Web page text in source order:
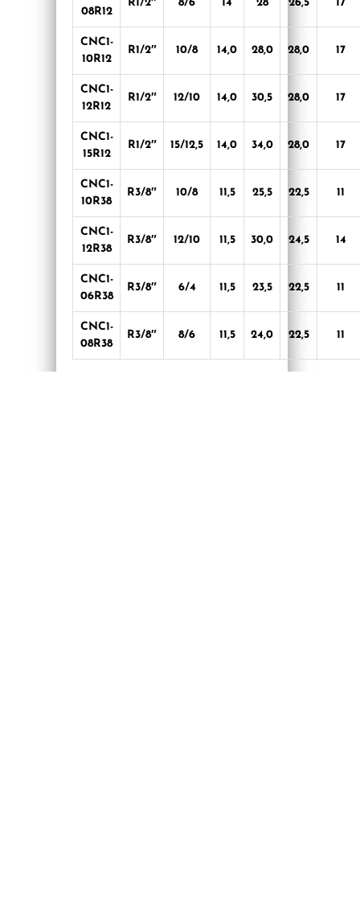
08R12
R1/2″ 8/6 14 28 26,5 17
CNC1-
10R12
R1/2″ 10/8 14,0 28,0 28,0 17
CNC1-
12R12
R1/2″ 12/10 14,0 30,5 28,0 17
CNC1-
15R12
R1/2″ 15/12,5 14,0 34,0 28,0 17
CNC1-
10R38
R3/8″ 10/8 11,5 25,5 22,5 11
CNC1-
12R38
R3/8″ 12/10 11,5 30,0 24,5 14
CNC1-
06R38
R3/8″ 6/4 11,5 23,5 22,5 11
CNC1-
08R38
R3/8″ 8/6 11,5 24,0 22,5 11